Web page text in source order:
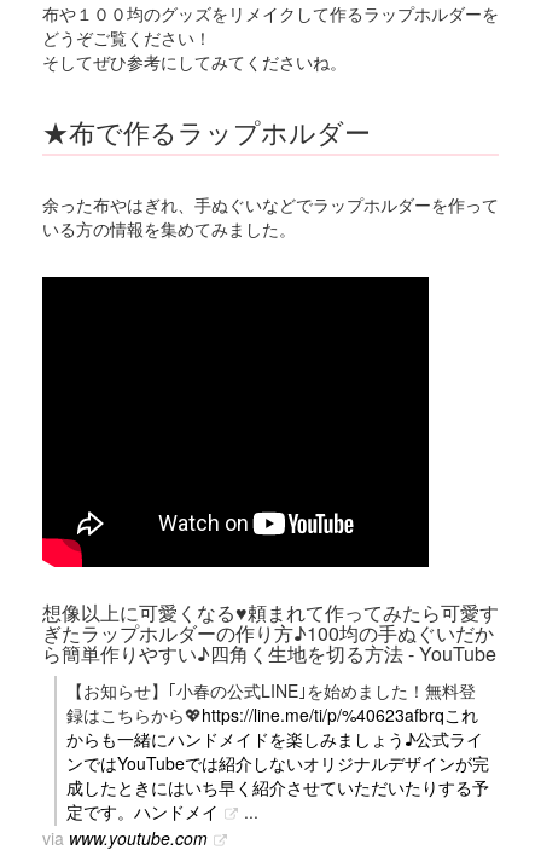
布や１００均のグッズをリメイクして作るラップホルダーを
どうぞご覧ください！
そしてぜひ参考にしてみてくださいね。
★布で作るラップホルダー
余った布やはぎれ、手ぬぐいなどでラップホルダーを作って
いる方の情報を集めてみました。
想像以上に可愛くなる♥頼まれて作ってみたら可愛す
ぎたラップホルダーの作り方♪100均の手ぬぐいだか
ら簡単作りやすい♪四角く生地を切る方法 - YouTube
【お知らせ】｢小春の公式LINE｣を始めました！無料登
録はこちらから💖https://line.me/ti/p/%40623afbrqこれ
からも一緒にハンドメイドを楽しみましょう♪公式ライ
ンではYouTubeでは紹介しないオリジナルデザインが完
成したときにはいち早く紹介させていただいたりする予
定です。ハンドメイ
...
via www.youtube.com